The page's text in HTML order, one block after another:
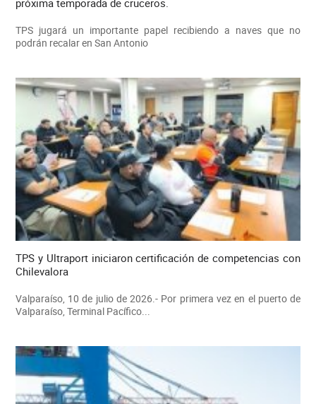
próxima temporada de cruceros.
TPS jugará un importante papel recibiendo a naves que no
podrán recalar en San Antonio
TPS y Ultraport iniciaron certificación de competencias con
Chilevalora
Valparaíso, 10 de julio de 2026.- Por primera vez en el puerto de
Valparaíso, Terminal Pacífico...